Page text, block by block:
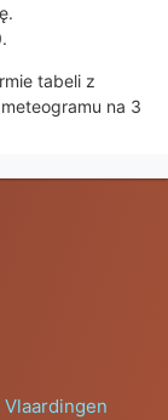
tabeli z
na 3